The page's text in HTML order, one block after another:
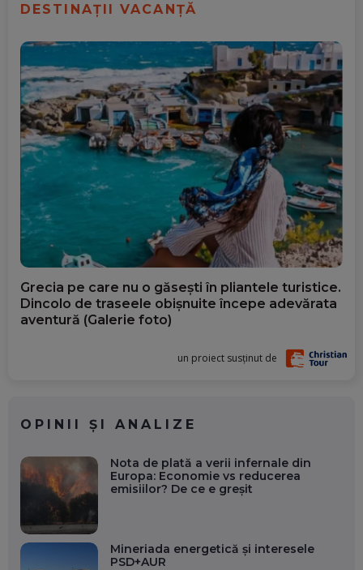
DESTINAȚII VACANȚĂ
Grecia pe care nu o găsești în pliantele turistice.
Dincolo de traseele obișnuite începe adevărata
aventură (Galerie foto)
un proiect susținut de
OPINII ȘI ANALIZE
Nota de plată a verii infernale din
Europa: Economie vs reducerea
emisiilor? De ce e greșit
Mineriada energetică și interesele
PSD+AUR